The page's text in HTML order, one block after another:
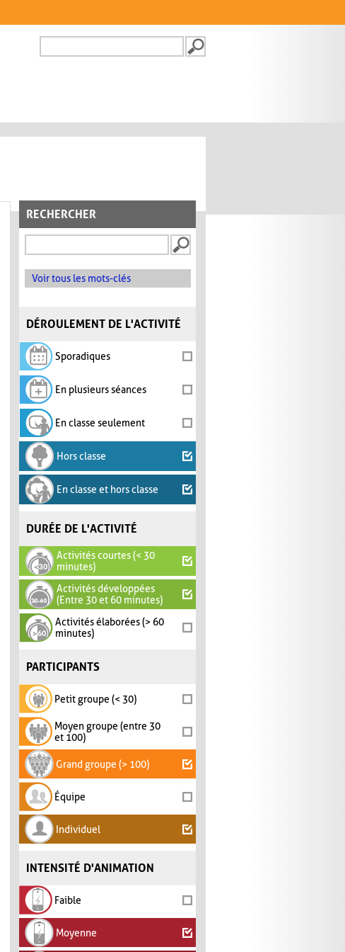
FORMULAIRE DE
RECHERCHER
Voir tous les mots-clés
DÉROULEMENT DE L'ACTIVITÉ
Sporadiques
En plusieurs séances
En classe seulement
Hors classe
En classe et hors classe
DURÉE DE L'ACTIVITÉ
Activités courtes (< 30
minutes)
Activités développées
(Entre 30 et 60 minutes)
Activités élaborées (> 60
minutes)
PARTICIPANTS
Petit groupe (< 30)
Moyen groupe (entre 30
et 100)
Grand groupe (> 100)
Équipe
Individuel
INTENSITÉ D'ANIMATION
Faible
Moyenne